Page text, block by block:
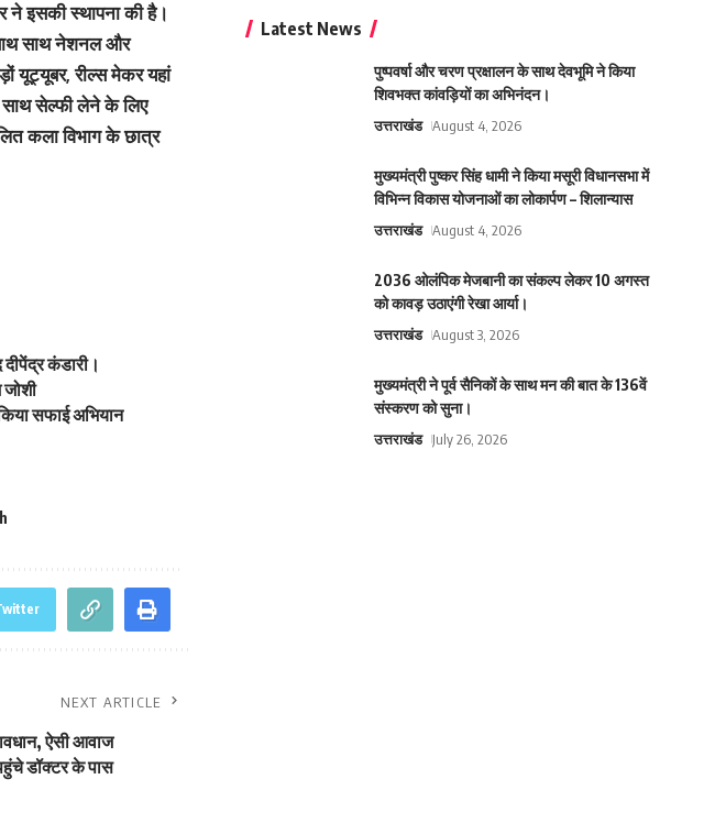
ने इसकी स्थापना की है।
साथ नेशनल और
यूट्यूबर, रील्स मेकर यहां
साथ सेल्फी लेने के लिए
कला विभाग के छात्र
कंडारी।
सफाई अभियान
NEXT ARTICLE
ऐसी आवाज
डॉक्टर के पास
Latest News
पुष्पवर्षा और चरण प्रक्षालन के साथ देवभूमि ने किया
शिवभक्त कांवड़ियों का अभिनंदन।
उत्तराखंड August 4, 2026
मुख्यमंत्री पुष्कर सिंह धामी ने किया मसूरी विधानसभा में
विभिन्न विकास योजनाओं का लोकार्पण – शिलान्यास
उत्तराखंड August 4, 2026
2036 ओलंपिक मेजबानी का संकल्प लेकर 10 अगस्त
को कावड़ उठाएंगी रेखा आर्या।
उत्तराखंड August 3, 2026
मुख्यमंत्री ने पूर्व सैनिकों के साथ मन की बात के 136वें
संस्करण को सुना।
उत्तराखंड July 26, 2026